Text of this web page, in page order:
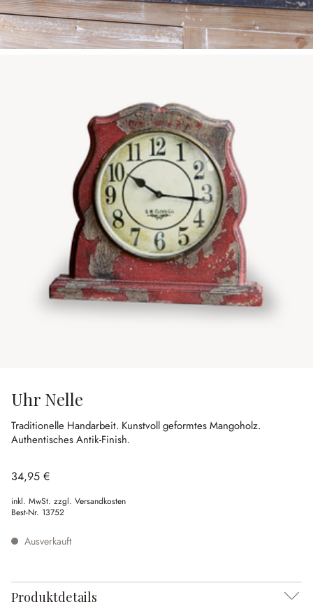
Uhr Nelle
Traditionelle Handarbeit. Kunstvoll geformtes Mangoholz.
Authentisches Antik-Finish.
34,95 €
inkl. MwSt. zzgl. Versandkosten
Best-Nr. 13752
Ausverkauft
Produktdetails